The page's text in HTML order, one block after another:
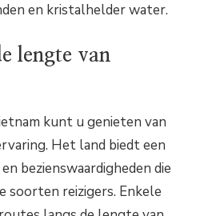
en kristalhelder water.
lengte van
kunt u genieten van
Het land biedt een
bezienswaardigheden die
soorten reizigers. Enkele